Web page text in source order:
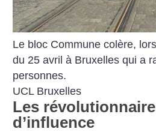
Le bloc Commune colère,
du 25 avril à Bruxelles qui a
personnes.
UCL Bruxelles
Les
d’influence